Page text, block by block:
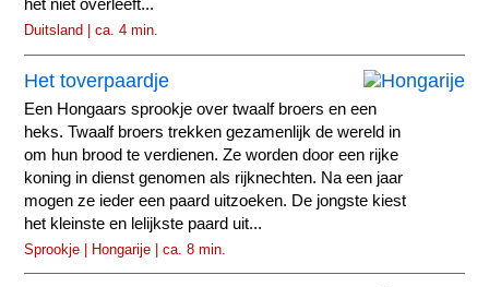
het niet overleeft...
Duitsland | ca. 4 min.
Het toverpaardje
Een Hongaars sprookje over twaalf broers en een
heks. Twaalf broers trekken gezamenlijk de wereld in
om hun brood te verdienen. Ze worden door een rijke
koning in dienst genomen als rijknechten. Na een jaar
mogen ze ieder een paard uitzoeken. De jongste kiest
het kleinste en lelijkste paard uit...
Sprookje | Hongarije | ca. 8 min.